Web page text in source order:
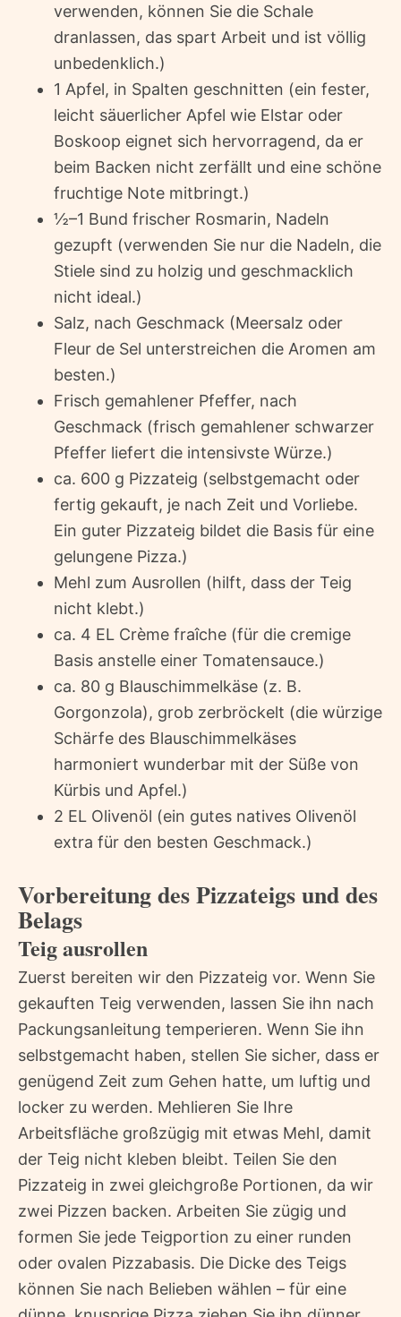
verwenden, können Sie die Schale
dranlassen, das spart Arbeit und ist völlig
unbedenklich.)
1 Apfel, in Spalten geschnitten (ein fester,
leicht säuerlicher Apfel wie Elstar oder
Boskoop eignet sich hervorragend, da er
beim Backen nicht zerfällt und eine schöne
fruchtige Note mitbringt.)
½–1 Bund frischer Rosmarin, Nadeln
gezupft (verwenden Sie nur die Nadeln, die
Stiele sind zu holzig und geschmacklich
nicht ideal.)
Salz, nach Geschmack (Meersalz oder
Fleur de Sel unterstreichen die Aromen am
besten.)
Frisch gemahlener Pfeffer, nach
Geschmack (frisch gemahlener schwarzer
Pfeffer liefert die intensivste Würze.)
ca. 600 g Pizzateig (selbstgemacht oder
fertig gekauft, je nach Zeit und Vorliebe.
Ein guter Pizzateig bildet die Basis für eine
gelungene Pizza.)
Mehl zum Ausrollen (hilft, dass der Teig
nicht klebt.)
ca. 4 EL Crème fraîche (für die cremige
Basis anstelle einer Tomatensauce.)
ca. 80 g Blauschimmelkäse (z. B.
Gorgonzola), grob zerbröckelt (die würzige
Schärfe des Blauschimmelkäses
harmoniert wunderbar mit der Süße von
Kürbis und Apfel.)
2 EL Olivenöl (ein gutes natives Olivenöl
extra für den besten Geschmack.)
Vorbereitung des Pizzateigs und des
Belags
Teig ausrollen
Zuerst bereiten wir den Pizzateig vor. Wenn Sie
gekauften Teig verwenden, lassen Sie ihn nach
Packungsanleitung temperieren. Wenn Sie ihn
selbstgemacht haben, stellen Sie sicher, dass er
genügend Zeit zum Gehen hatte, um luftig und
locker zu werden. Mehlieren Sie Ihre
Arbeitsfläche großzügig mit etwas Mehl, damit
der Teig nicht kleben bleibt. Teilen Sie den
Pizzateig in zwei gleichgroße Portionen, da wir
zwei Pizzen backen. Arbeiten Sie zügig und
formen Sie jede Teigportion zu einer runden
oder ovalen Pizzabasis. Die Dicke des Teigs
können Sie nach Belieben wählen – für eine